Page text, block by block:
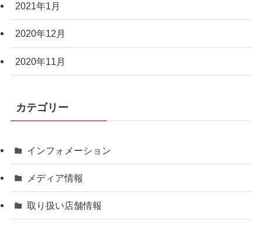
2021年1月
2020年12月
2020年11月
カテゴリー
インフォメーション
メディア情報
取り扱い店舗情報